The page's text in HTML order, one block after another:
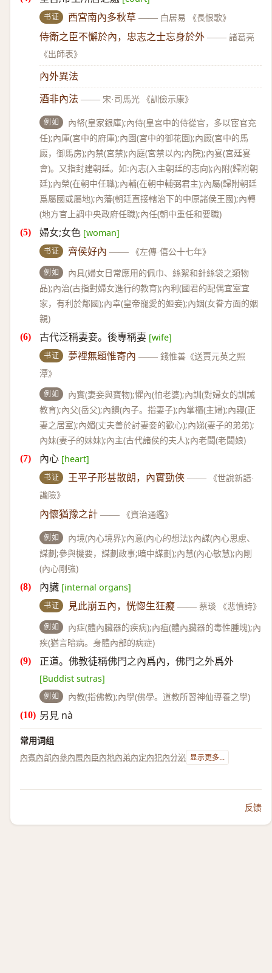
书证 西宮南內多秋草 —— 白居易 《長恨歌》
侍衛之臣不懈於內，忠志之士忘身於外 —— 諸葛亮
《出師表》
內外異法
酒非內法 —— 宋·司馬光 《訓儉示康》
例如
內帑(皇家銀庫);內侍(皇宮中的侍從官，多以宦官充
任);內庫(宮中的府庫);內園(宮中的御花園);內廄(宮中的馬
廄，御馬房);內禁(宮禁);內庭(宮禁以內;內院);內宴(宮廷宴
會)。又指封建朝廷。如:內志(入主朝廷的志向);內附(歸附朝
廷);內榮(在朝中任職);內輔(在朝中輔弼君主);內屬(歸附朝廷
爲屬國或屬地);內藩(朝廷直接轄治下的中原諸侯王國);內轉
(地方官上調中央政府任職);內任(朝中重任和要職)
婦女;女色 [woman]
书证 齊侯好內 —— 《左傳·僖公十七年》
例如
內具(婦女日常應用的佩巾、絲絮和針絲袋之類物
品);內治(古指對婦女進行的教育);內利(國君的配偶宜室宜
家，有利於鄰國);內幸(皇帝寵愛的姬妾);內姻(女眷方面的姻
親)
古代泛稱妻妾。後專稱妻 [wife]
书证 夢裡無題惟寄內 —— 錢惟善《送賈元英之照
潭》
例如
內實(妻妾與寶物);懼內(怕老婆);內訓(對婦女的訓誡
教育);內父(岳父);內饋(內子。指妻子);內掌櫃(主婦);內寢(正
妻之居室);內媚(丈夫善於討妻妾的歡心);內娣(妻子的弟弟);
內妹(妻子的妹妹);內主(古代諸侯的夫人);內老闆(老闆娘)
內心 [heart]
书证 王平子形甚散朗，內實勁俠 ——
《世說新語·
讒險》
內懷猶豫之計 —— 《資治通鑑》
例如
內境(內心境界);內意(內心的想法);內謀(內心思慮、
謀劃;參與機要，謀劃政事;暗中謀劃);內慧(內心敏慧);內剛
(內心剛強)
內臟 [internal organs]
书证 見此崩五內，恍惚生狂癡 —— 蔡琰 《悲憤詩》
例如
內症(體內臟器的疾病);內疽(體內臟器的毒性腫塊);內
疾(猶言暗病。身體內部的病症)
正道。佛教徒稱佛門之內爲內，佛門之外爲外
[Buddist sutras]
例如 內教(指佛教);內學(佛學。道教所習神仙導養之學)
另見 nà
常用词组
內賓內部內參內層內臣內地內弟內定內犯內分泌 显示更多...
反馈